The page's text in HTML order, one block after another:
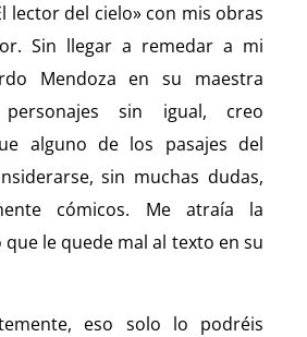
lector del cielo» con mis obras
Sin llegar a remedar a mi
Mendoza en su maestra
sin igual, creo
alguno de los pasajes del
sin muchas dudas,
cómicos. Me atraía la
que le quede mal al texto en su
eso solo lo podréis